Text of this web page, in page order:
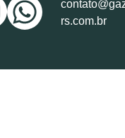
rs.com.br